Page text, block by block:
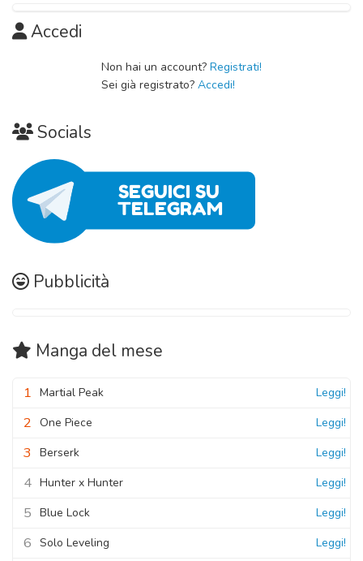
Accedi
Non hai un account? Registrati!
Sei già registrato? Accedi!
Socials
Pubblicità
Manga del mese
1 Martial Peak Leggi!
2 One Piece Leggi!
3 Berserk Leggi!
4 Hunter x Hunter Leggi!
5 Blue Lock Leggi!
6 Solo Leveling Leggi!